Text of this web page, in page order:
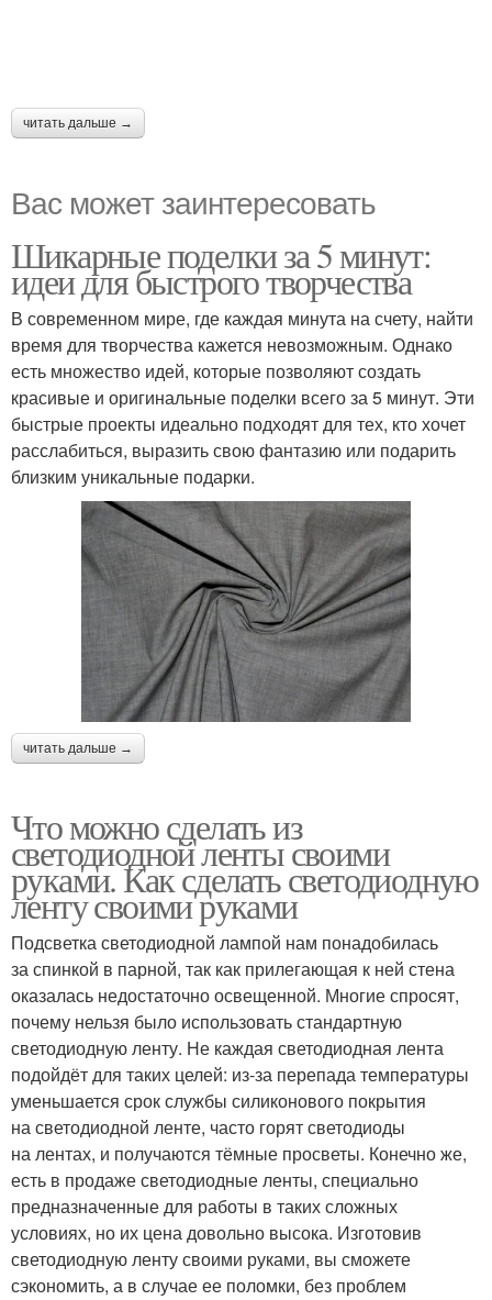
читать дальше →
Вас может заинтересовать
Шикарные поделки за 5 минут:
идеи для быстрого творчества
В современном мире, где каждая минута на счету, найти
время для творчества кажется невозможным. Однако
есть множество идей, которые позволяют создать
красивые и оригинальные поделки всего за 5 минут. Эти
быстрые проекты идеально подходят для тех, кто хочет
расслабиться, выразить свою фантазию или подарить
близким уникальные подарки.
читать дальше →
Что можно сделать из
светодиодной ленты своими
руками. Как сделать светодиодную
ленту своими руками
Подсветка светодиодной лампой нам понадобилась
за спинкой в парной, так как прилегающая к ней стена
оказалась недостаточно освещенной. Многие спросят,
почему нельзя было использовать стандартную
светодиодную ленту. Не каждая светодиодная лента
подойдёт для таких целей: из-за перепада температуры
уменьшается срок службы силиконового покрытия
на светодиодной ленте, часто горят светодиоды
на лентах, и получаются тёмные просветы. Конечно же,
есть в продаже светодиодные ленты, специально
предназначенные для работы в таких сложных
условиях, но их цена довольно высока. Изготовив
светодиодную ленту своими руками, вы сможете
сэкономить, а в случае ее поломки, без проблем